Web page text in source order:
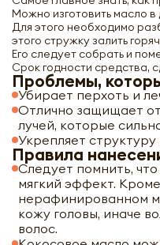
Можно изготовить масло
Для этого необходимо
этого стружку залить
Его следует собрать и
Срок годности средства,
Проблемы,
Убирает перхоть и
Отлично защищает
лучей, которые
Укрепляет структуру
Правила
Следует помнить,
мягкий эффект.
нерафинированном
кожу головы, иначе
волос.